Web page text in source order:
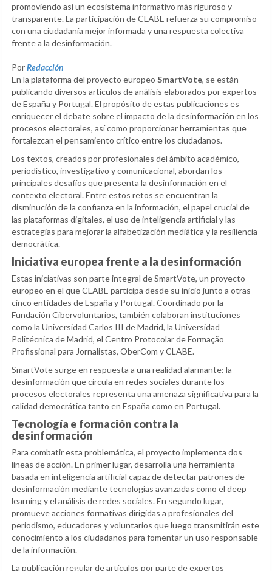
promoviendo así un ecosistema informativo más riguroso y
transparente. La participación de CLABE refuerza su compromiso
con una ciudadanía mejor informada y una respuesta colectiva
frente a la desinformación.
PorRedacción
En la plataforma del proyecto europeo SmartVote, se están
publicando diversos artículos de análisis elaborados por expertos
de España y Portugal. El propósito de estas publicaciones es
enriquecer el debate sobre el impacto de la desinformación en los
procesos electorales, así como proporcionar herramientas que
fortalezcan el pensamiento crítico entre los ciudadanos.
Los textos, creados por profesionales del ámbito académico,
periodístico, investigativo y comunicacional, abordan los
principales desafíos que presenta la desinformación en el
contexto electoral. Entre estos retos se encuentran la
disminución de la confianza en la información, el papel crucial de
las plataformas digitales, el uso de inteligencia artificial y las
estrategias para mejorar la alfabetización mediática y la resiliencia
democrática.
Iniciativa europea frente a la desinformación
Estas iniciativas son parte integral de SmartVote, un proyecto
europeo en el que CLABE participa desde su inicio junto a otras
cinco entidades de España y Portugal. Coordinado por la
Fundación Cibervoluntarios, también colaboran instituciones
como la Universidad Carlos III de Madrid, la Universidad
Politécnica de Madrid, el Centro Protocolar de Formação
Profissional para Jornalistas, OberCom y CLABE.
SmartVote surge en respuesta a una realidad alarmante: la
desinformación que circula en redes sociales durante los
procesos electorales representa una amenaza significativa para la
calidad democrática tanto en España como en Portugal.
Tecnología e formación contra la
desinformación
Para combatir esta problemática, el proyecto implementa dos
líneas de acción. En primer lugar, desarrolla una herramienta
basada en inteligencia artificial capaz de detectar patrones de
desinformación mediante tecnologías avanzadas como el deep
learning y el análisis de redes sociales. En segundo lugar,
promueve acciones formativas dirigidas a profesionales del
periodismo, educadores y voluntarios que luego transmitirán este
conocimiento a los ciudadanos para fomentar un uso responsable
de la información.
La publicación regular de artículos por parte de expertos